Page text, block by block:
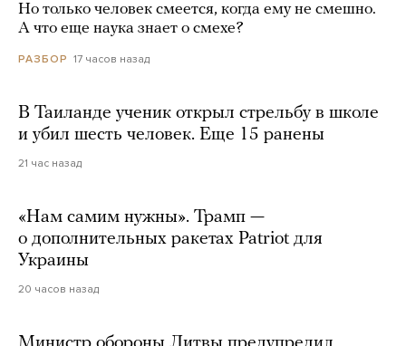
Но только человек смеется, когда ему не смешно.
А что еще наука знает о смехе?
РАЗБОР 17 часов назад
В Таиланде ученик открыл стрельбу в школе
и убил шесть человек. Еще 15 ранены
21 час назад
«Нам самим нужны». Трамп —
о дополнительных ракетах Patriot для
Украины
20 часов назад